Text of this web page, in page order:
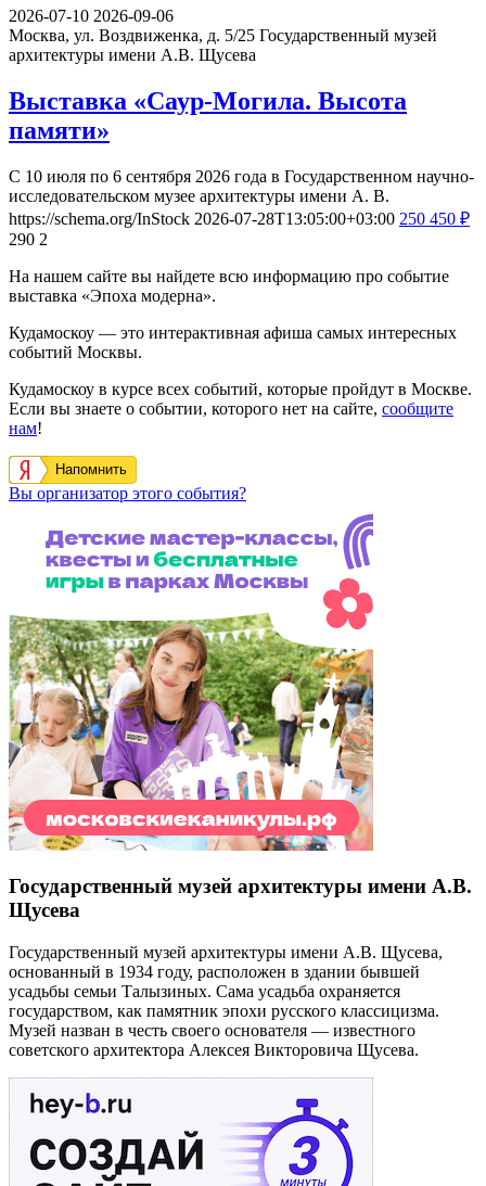
2026-07-10 2026-09-06
Москва, ул. Воздвиженка, д. 5/25 Государственный музей
архитектуры имени А.В. Щусева
Выставка «Саур-Могила. Высота
памяти»
С 10 июля по 6 сентября 2026 года в Государственном научно-
исследовательском музее архитектуры имени А. В.
https://schema.org/InStock 2026-07-28T13:05:00+03:00 250 450 ₽
290 2
На нашем сайте вы найдете всю информацию про событие
выставка «Эпоха модерна».
Кудамоскоу — это интерактивная афиша самых интересных
событий Москвы.
Кудамоскоу в курсе всех событий, которые пройдут в Москве.
Если вы знаете о событии, которого нет на сайте, сообщите
нам!
Напомнить
Вы организатор этого события?
Государственный музей архитектуры имени А.В.
Щусева
Государственный музей архитектуры имени А.В. Щусева,
основанный в 1934 году, расположен в здании бывшей
усадьбы семьи Талызиных. Сама усадьба охраняется
государством, как памятник эпохи русского классицизма.
Музей назван в честь своего основателя — известного
советского архитектора Алексея Викторовича Щусева.